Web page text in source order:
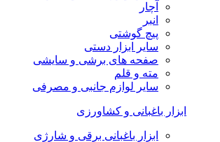
آچار
انبر
پیچ گوشتی
سایر ابزار دستی
صفحه های برشی و سایشی
مته و قلم
سایر لوازم جانبی و مصرفی
ابزار باغبانی و کشاورزی
ابزار باغبانی برقی و شارژی